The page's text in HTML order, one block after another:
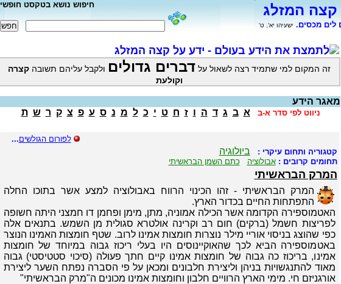
קצה המזלג
מכסים. ישעיהו יא', ט'
חיפוש נושא בטקסט חופשי
לתמצת את הידע בעולם - ידע על קצה המזלג
זה המקום למי שתמיד רצה לשאול על דברים גדולים ולקבל עליהם תשובה קצרה
וקולעת
מאגר הידע
ניווט לפי סדר א-ב א ב ג ד ה ו ז ח ט י כ ל מ נ ס ע פ צ ק ר ש ת
לפורום הגולשים...
קטגוריה ותחום עיקרי : ביולוגיה
תחומים קרובים :אבולוציה כתם השמן הבראשיתי
המרק הבראשיתי
המרק הבראשיתי - זהו הכינוי הרווח באבולוציה למצע אשר בתוכו החלה
התפתחות החיים בכדור הארץ.
האטמוספירה הקדומה אשר הכילה אמוניה, מתן, מימן ופחמן דו חמצני היתה חשופה
לפריצות חשמל (ברקים) חום רב וקרינה אולטרא סגולית מן השמש. בתנאים אלה
כפי שהוצג בניסוי אוריי מילר נוצרות חומצות אמינו לרוב. שטף חומצות האמינו הנוצר
באטמוספירה הביא לכך שהאוקיינוסים היו בעלי ריכוז גבוה במיוחד של חומצות
אמינו, בריכוז כה גבוה של חומצות אמינו קיים חתך פעולה (סיכוי סטטיסטי) גבוה
מאוד להתנגשויות בניהן וליצירת חלבונים ומכאן על פי הסברה נפתח השער ליצירת
אורגניזם חי. מימי הארץ הרוויים חלבון וחומצות אמינו מכונים ה"מרק הבראשיתי"